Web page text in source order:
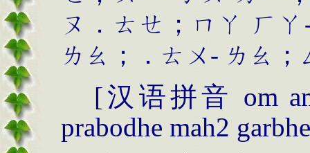
ㄡ．ㄊㄝ；ㄇㄚ
ㄏㄚ
ㄌㄠ；．ㄊㄨ - ㄌㄠ；
[汉语拼音 om
prabodhe mah2